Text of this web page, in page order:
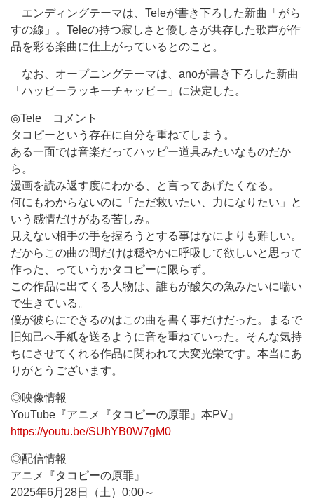
エンディングテーマは、Teleが書き下ろした新曲「がら
すの線」。Teleの持つ寂しさと優しさが共存した歌声が作
品を彩る楽曲に仕上がっているとのこと。
なお、オープニングテーマは、anoが書き下ろした新曲
「ハッピーラッキーチャッピー」に決定した。
◎Tele コメント
タコピーという存在に自分を重ねてしまう。
ある一面では音楽だってハッピー道具みたいなものだか
ら。
漫画を読み返す度にわかる、と言ってあげたくなる。
何にもわからないのに「ただ救いたい、力になりたい」と
いう感情だけがある苦しみ。
見えない相手の手を握ろうとする事はなによりも難しい。
だからこの曲の間だけは穏やかに呼吸して欲しいと思って
作った、っていうかタコピーに限らず。
この作品に出てくる人物は、誰もが酸欠の魚みたいに喘い
で生きている。
僕が彼らにできるのはこの曲を書く事だけだった。まるで
旧知己へ手紙を送るように音を重ねていった。そんな気持
ちにさせてくれる作品に関われて大変光栄です。本当にあ
りがとうございます。
◎映像情報
YouTube『アニメ『タコピーの原罪』本PV』
https://youtu.be/SUhYB0W7gM0
◎配信情報
アニメ『タコピーの原罪』
2025年6月28日（土）0:00～